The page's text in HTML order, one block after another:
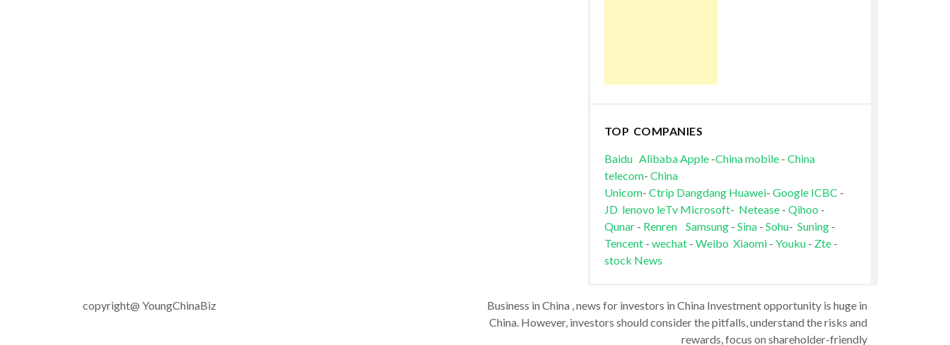
TOP COMPANIES
Baidu AlibabaApple-China mobile- China
telecom- China
Unicom- Ctrip Dangdang Huawei- Google ICBC -
JD lenovo leTv Microsoft- Netease- Qihoo -
Qunar- Renren Samsung- Sina- Sohu- Suning-
Tencent- wechat - Weibo Xiaomi- Youku - Zte-
stock News
copyright@ YoungChinaBiz
Business in China , news for investors in China Investment opportunity is huge in
China. However, investors should consider the pitfalls, understand the risks and
rewards, focus on shareholder-friendly